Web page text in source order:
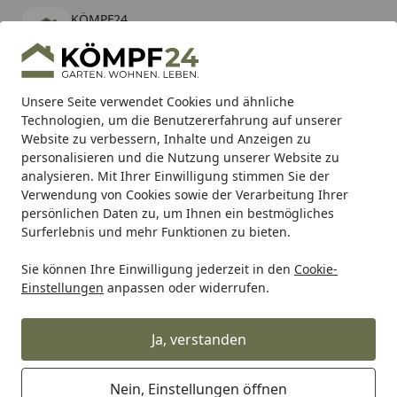
Unsere Seite verwendet Cookies und ähnliche
Technologien, um die Benutzererfahrung auf unserer
Website zu verbessern, Inhalte und Anzeigen zu
personalisieren und die Nutzung unserer Website zu
analysieren. Mit Ihrer Einwilligung stimmen Sie der
Verwendung von Cookies sowie der Verarbeitung Ihrer
persönlichen Daten zu, um Ihnen ein bestmögliches
Surferlebnis und mehr Funktionen zu bieten.
Sie können Ihre Einwilligung jederzeit in den Cookie-
Einstellungen anpassen oder widerrufen.
Ja, verstanden
Nein, Einstellungen öffnen
KÖMPF24
kostenlos - Im App Store
Hotline
Alle Produkte
Mein Konto
Suchen
Karibu Pools inkl. gratis Sandfilteranlage & Pool-
Starterset (Gesamtwert bis 468,99€)
Startseite
Auto & Zweirad Motorradzubehör & Werkzeuge
Supersprox Stahl-Kettenrad 428 52Z